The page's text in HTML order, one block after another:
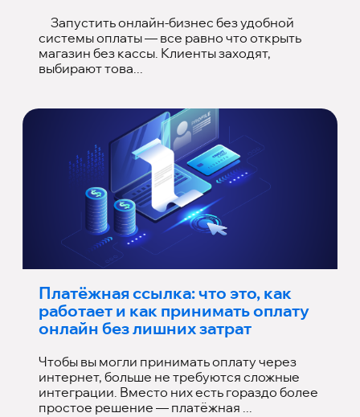
Запустить онлайн-бизнес без удобной
системы оплаты — все равно что открыть
магазин без кассы. Клиенты заходят,
выбирают това...
Платёжная ссылка: что это, как
работает и как принимать оплату
онлайн без лишних затрат
Чтобы вы могли принимать оплату через
интернет, больше не требуются сложные
интеграции. Вместо них есть гораздо более
простое решение — платёжная ...